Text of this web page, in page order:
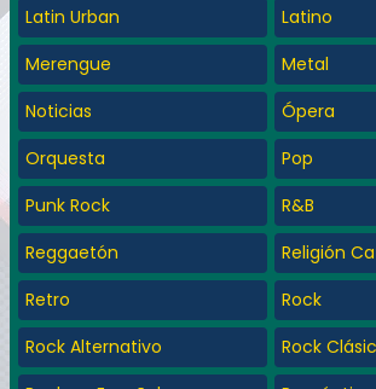
Latin Urban
Latino
Merengue
Metal
Noticias
Ópera
Orquesta
Pop
Punk Rock
R&B
Reggaetón
Religión
Retro
Rock
Rock Alternativo
Rock